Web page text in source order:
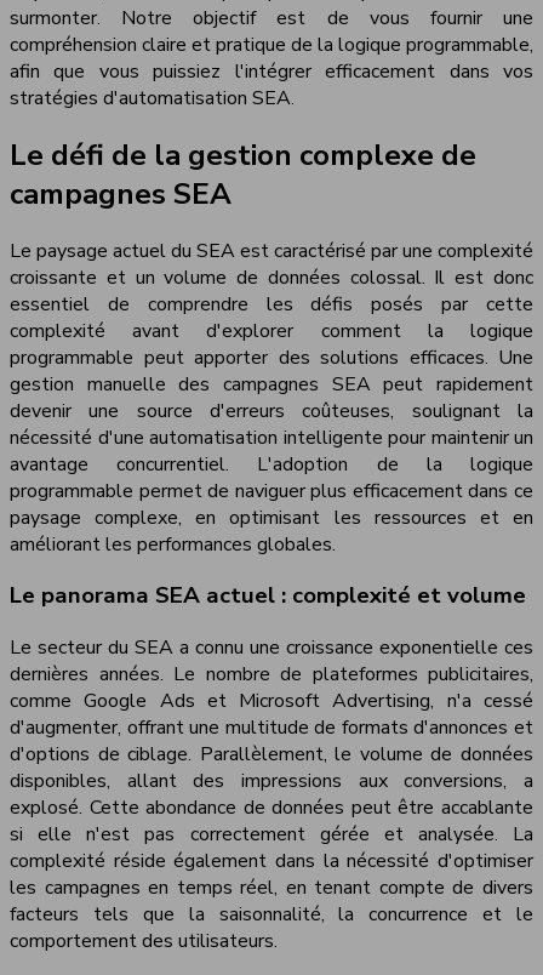
surmonter. Notre objectif est de vous fournir une
compréhension claire et pratique de la logique programmable,
afin que vous puissiez l'intégrer efficacement dans vos
stratégies d'automatisation SEA.
Le défi de la gestion complexe de
campagnes SEA
Le paysage actuel du SEA est caractérisé par une complexité
croissante et un volume de données colossal. Il est donc
essentiel de comprendre les défis posés par cette
complexité avant d'explorer comment la logique
programmable peut apporter des solutions efficaces. Une
gestion manuelle des campagnes SEA peut rapidement
devenir une source d'erreurs coûteuses, soulignant la
nécessité d'une automatisation intelligente pour maintenir un
avantage concurrentiel. L'adoption de la logique
programmable permet de naviguer plus efficacement dans ce
paysage complexe, en optimisant les ressources et en
améliorant les performances globales.
Le panorama SEA actuel : complexité et volume
Le secteur du SEA a connu une croissance exponentielle ces
dernières années. Le nombre de plateformes publicitaires,
comme Google Ads et Microsoft Advertising, n'a cessé
d'augmenter, offrant une multitude de formats d'annonces et
d'options de ciblage. Parallèlement, le volume de données
disponibles, allant des impressions aux conversions, a
explosé. Cette abondance de données peut être accablante
si elle n'est pas correctement gérée et analysée. La
complexité réside également dans la nécessité d'optimiser
les campagnes en temps réel, en tenant compte de divers
facteurs tels que la saisonnalité, la concurrence et le
comportement des utilisateurs.